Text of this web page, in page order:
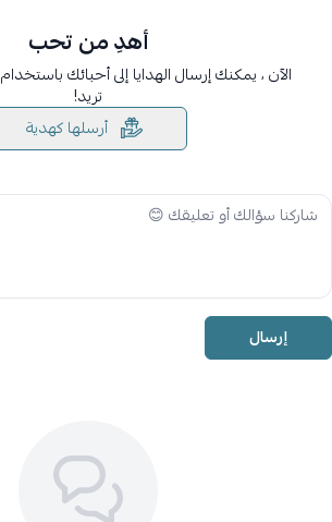
أهدِ من تحب
الآن ، يمكنك إرسال الهدايا إلى أحبائك
تريد!
أرسلها كهدية
إرسال